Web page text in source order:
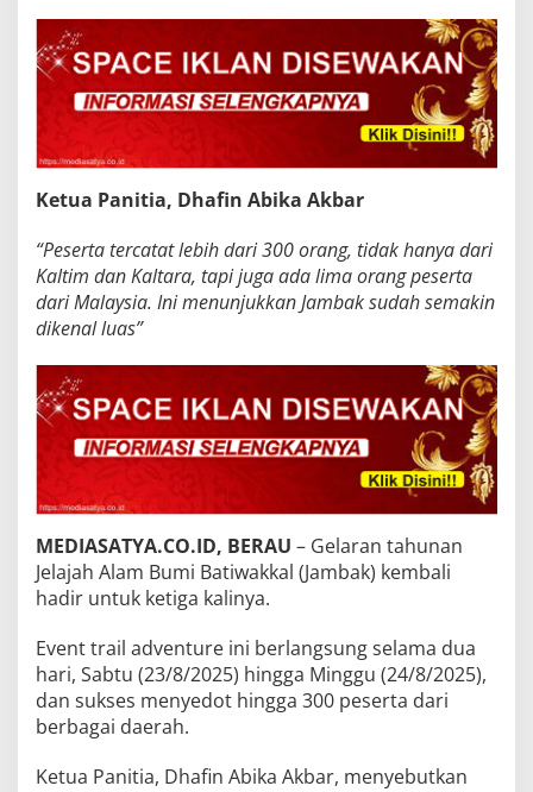
Ketua Panitia, Dhafin Abika Akbar
“Peserta tercatat lebih dari 300 orang, tidak hanya dari
Kaltim dan Kaltara, tapi juga ada lima orang peserta
dari Malaysia. Ini menunjukkan Jambak sudah semakin
dikenal luas”
MEDIASATYA.CO.ID, BERAU – Gelaran tahunan
Jelajah Alam Bumi Batiwakkal (Jambak) kembali
hadir untuk ketiga kalinya.
Event trail adventure ini berlangsung selama dua
hari, Sabtu (23/8/2025) hingga Minggu (24/8/2025),
dan sukses menyedot hingga 300 peserta dari
berbagai daerah.
Ketua Panitia, Dhafin Abika Akbar, menyebutkan